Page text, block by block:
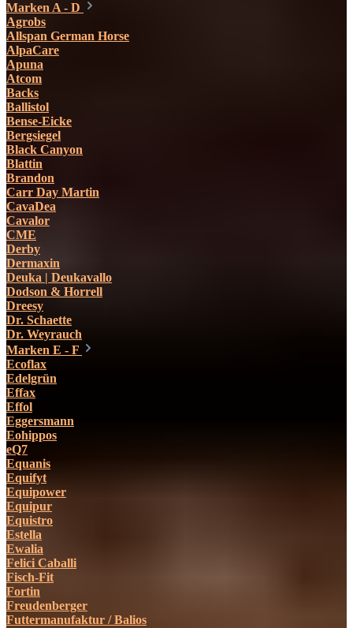
Marken A - D
Agrobs
Allspan German Horse
AlpaCare
Apuna
Atcom
Backs
Ballistol
Bense-Eicke
Bergsiegel
Black Canyon
Blattin
Brandon
Carr Day Martin
CavaDea
Cavalor
CME
Derby
Dermaxin
Deuka | Deukavallo
Dodson & Horrell
Dreesy
Dr. Schaette
Dr. Weyrauch
Marken E - F
Ecoflax
Edelgrün
Effax
Effol
Eggersmann
Eohippos
eQ7
Equanis
Equifyt
Equipower
Equipur
Equistro
Estella
Ewalia
Felici Caballi
Fisch-Fit
Fortin
Freudenberger
Futtermanufaktur / Balios